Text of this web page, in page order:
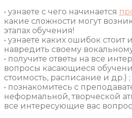
• узнаете с чего начинается
какие сложности могут
этапах обучения!
• узнаете каких ошибок стоит
навредить своему
• получите ответы на все
вопросы касающиеся
стоимость, расписание и др.) ;
• познакомитесь с
неформальной, творческой
все интересующие вас